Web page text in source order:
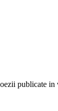
publicate